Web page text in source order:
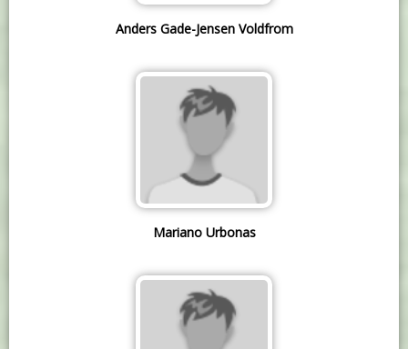
Anders Gade-Jensen Voldfrom
Mariano Urbonas